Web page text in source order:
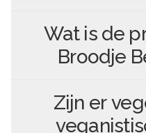
Wat is de
Broodje
Zijn er